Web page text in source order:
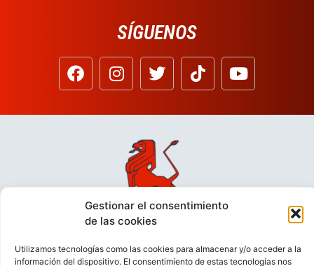
Gestionar el consentimiento
de las cookies
Utilizamos tecnologías como las cookies para almacenar y/o acceder a la
información del dispositivo. El consentimiento de estas tecnologías nos
SÍGUENOS